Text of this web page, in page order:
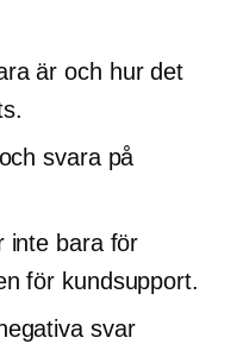
är och hur det
svara på
inte bara för
för kundsupport.
svar